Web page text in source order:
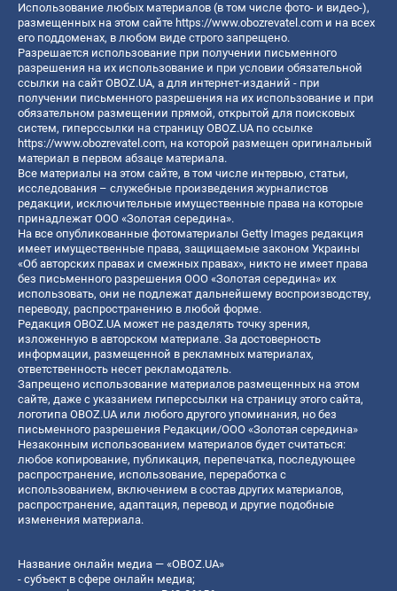
Использование любых материалов (в том числе фото- и видео-),
размещенных на этом сайте https://www.obozrevatel.com и на всех
его поддоменах, в любом виде строго запрещено.
Разрешается использование при получении письменного
разрешения на их использование и при условии обязательной
ссылки на сайт OBOZ.UA, а для интернет-изданий - при
получении письменного разрешения на их использование и при
обязательном размещении прямой, открытой для поисковых
систем, гиперссылки на страницу OBOZ.UA по ссылке
https://www.obozrevatel.com, на которой размещен оригинальный
материал в первом абзаце материала.
Все материалы на этом сайте, в том числе интервью, статьи,
исследования – служебные произведения журналистов
редакции, исключительные имущественные права на которые
принадлежат ООО «Золотая середина».
На все опубликованные фотоматериалы Getty Images редакция
имеет имущественные права, защищаемые законом Украины
«Об авторских правах и смежных правах», никто не имеет права
без письменного разрешения ООО «Золотая середина» их
использовать, они не подлежат дальнейшему воспроизводству,
переводу, распространению в любой форме.
Редакция OBOZ.UA может не разделять точку зрения,
изложенную в авторском материале. За достоверность
информации, размещенной в рекламных материалах,
ответственность несет рекламодатель.
Запрещено использование материалов размещенных на этом
сайте, даже с указанием гиперссылки на страницу этого сайта,
логотипа OBOZ.UA или любого другого упоминания, но без
письменного разрешения Редакции/ООО «Золотая середина»
Незаконным использованием материалов будет считаться:
любое копирование, публикация, перепечатка, последующее
распространение, использование, переработка с
использованием, включением в состав других материалов,
распространение, адаптация, перевод и другие подобные
изменения материала.
Название онлайн медиа — «OBOZ.UA»
- субъект в сфере онлайн медиа;